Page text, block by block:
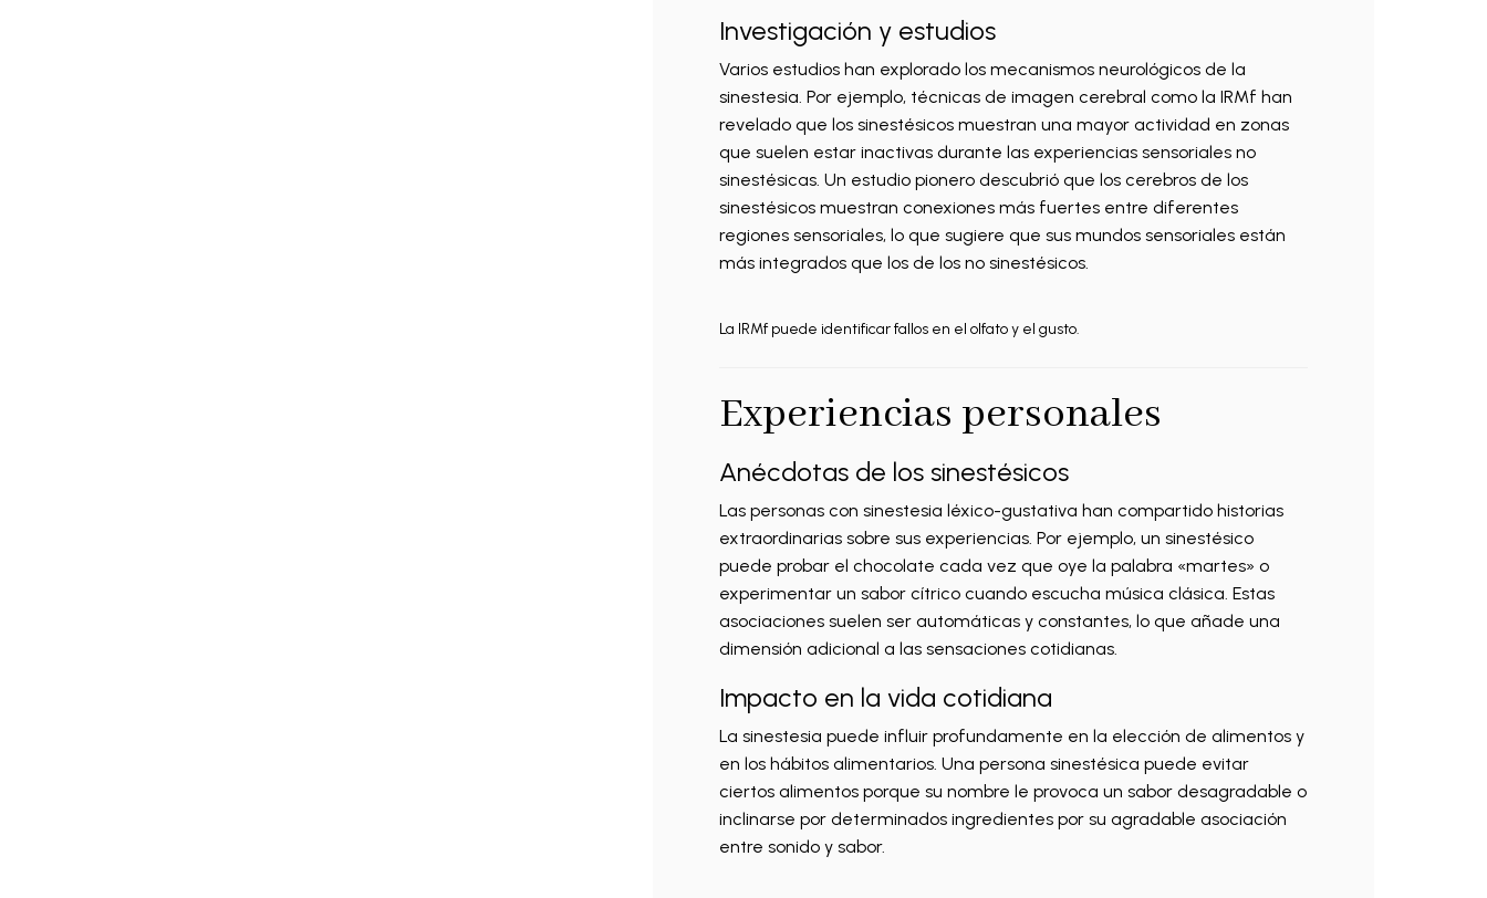
Investigación y estudios
Varios estudios han explorado los mecanismos neurológicos de la
sinestesia. Por ejemplo, técnicas de imagen cerebral como la IRMf han
revelado que los sinestésicos muestran una mayor actividad en zonas
que suelen estar inactivas durante las experiencias sensoriales no
sinestésicas. Un estudio pionero descubrió que los cerebros de los
sinestésicos muestran conexiones más fuertes entre diferentes
regiones sensoriales, lo que sugiere que sus mundos sensoriales están
más integrados que los de los no sinestésicos.
La IRMf puede identificar fallos en el olfato y el gusto.
Experiencias personales
Anécdotas de los sinestésicos
Las personas con sinestesia léxico-gustativa han compartido historias
extraordinarias sobre sus experiencias. Por ejemplo, un sinestésico
puede probar el chocolate cada vez que oye la palabra «martes» o
experimentar un sabor cítrico cuando escucha música clásica. Estas
asociaciones suelen ser automáticas y constantes, lo que añade una
dimensión adicional a las sensaciones cotidianas.
Impacto en la vida cotidiana
La sinestesia puede influir profundamente en la elección de alimentos y
en los hábitos alimentarios. Una persona sinestésica puede evitar
ciertos alimentos porque su nombre le provoca un sabor desagradable o
inclinarse por determinados ingredientes por su agradable asociación
entre sonido y sabor.